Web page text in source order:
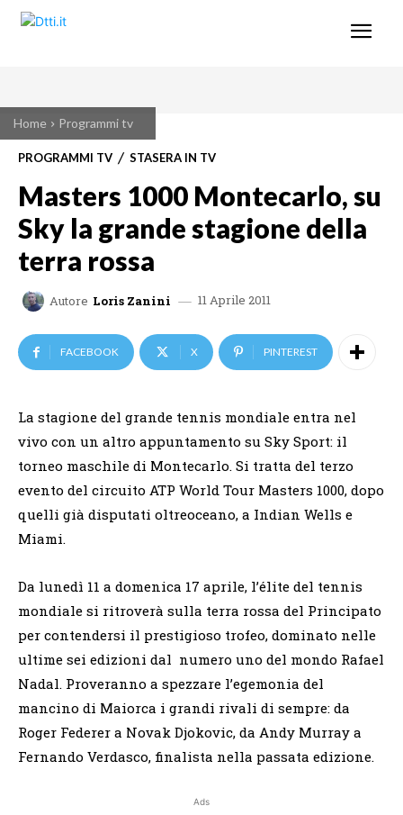
Home Programmi tv
PROGRAMMI TV STASERA IN TV
Masters 1000 Montecarlo, su
Sky la grande stagione della
terra rossa
Autore Loris Zanini 11 Aprile 2011
FACEBOOK X PINTEREST
La stagione del grande tennis mondiale entra nel
vivo con un altro appuntamento su Sky Sport: il
torneo maschile di Montecarlo. Si tratta del terzo
evento del circuito ATP World Tour Masters 1000, dopo
quelli già disputati oltreoceano, a Indian Wells e
Miami.
Da lunedì 11 a domenica 17 aprile, l’élite del tennis
mondiale si ritroverà sulla terra rossa del Principato
per contendersi il prestigioso trofeo, dominato nelle
ultime sei edizioni dal numero uno del mondo Rafael
Nadal. Proveranno a spezzare l’egemonia del
mancino di Maiorca i grandi rivali di sempre: da
Roger Federer a Novak Djokovic, da Andy Murray a
Fernando Verdasco, finalista nella passata edizione.
Ads